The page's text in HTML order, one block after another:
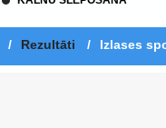
/ Rezultāti / Izlases